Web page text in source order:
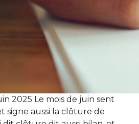
2025 Le mois de juin sent
signe aussi la clôture de